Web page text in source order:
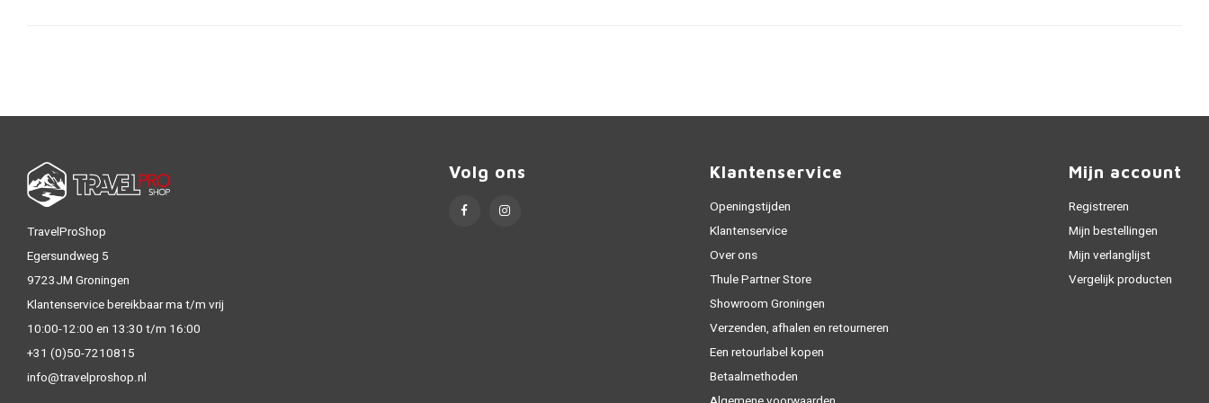
TravelProShop
Egersundweg 5
9723JM Groningen
Klantenservice bereikbaar ma t/m vrij
10:00-12:00 en 13:30 t/m 16:00
+31 (0)50-7210815
info@travelproshop.nl
Volg ons Klantenservice
Openingstijden
Klantenservice
Over ons
Thule Partner Store
Showroom Groningen
Verzenden, afhalen en retourneren
Een retourlabel kopen
Betaalmethoden
Mijn account
Registreren
Mijn bestellingen
Mijn verlanglijst
Vergelijk producten